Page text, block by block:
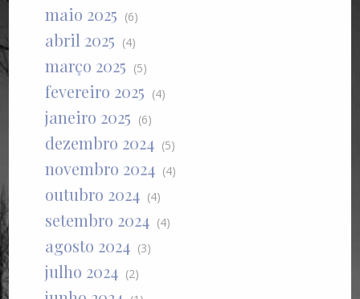
maio 2025 (6)
abril 2025 (4)
março 2025 (5)
fevereiro 2025 (4)
janeiro 2025 (6)
dezembro 2024 (5)
novembro 2024 (4)
outubro 2024 (4)
setembro 2024 (4)
agosto 2024 (3)
julho 2024 (2)